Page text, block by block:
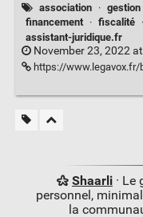
association · gestion
financement
· fiscalité ·
assistant-juridique.fr
November 23, 2022 at
https://www.legavox.fr/blog/redada/
Shaarli· Le
personnel,
la